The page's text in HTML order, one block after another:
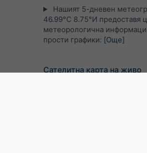
Нашият 5-дневен
46.99°С 8.75°И предоставя
метеорологична
прости графики: [Още]
Сателитна карта на живо